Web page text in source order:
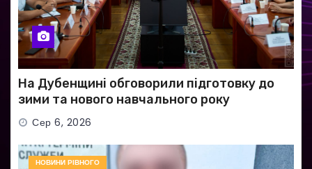
На Дубенщині обговорили підготовку до
зими та нового навчального року
Сер 6, 2026
НОВИНИ РІВНОГО